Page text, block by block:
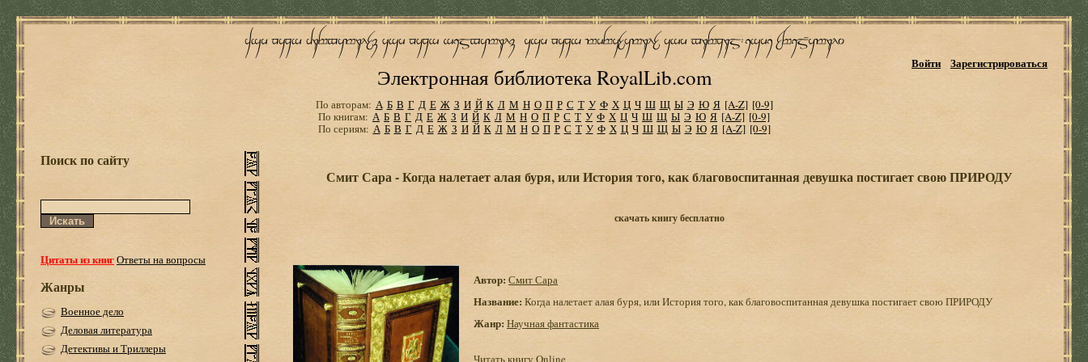
Электронная библиотека RoyalLib.com
Войти Зарегистрироваться
По авторам: А Б В Г Д Е Ж З И Й К Л М Н О П Р С Т У Ф Х Ц Ч Ш Щ Ы Э Ю Я [A-Z] [0-9]
По книгам: А Б В Г Д Е Ж З И Й К Л М Н О П Р С Т У Ф Х Ц Ч Ш Щ Ы Э Ю Я [A-Z] [0-9]
По сериям: А Б В Г Д Е Ж З И Й К Л М Н О П Р С Т У Ф Х Ц Ч Ш Щ Ы Э Ю Я [A-Z] [0-9]
Поиск по сайту
Цитаты из книгОтветы на вопросы
Жанры
Военное дело
Деловая литература
Детективы и Триллеры
Смит Сара - Когда налетает алая буря, или История того, как благовоспитанная девушка постигает свою ПРИРОДУ
скачать книгу бесплатно
Автор: Смит Сара
Название: Когда налетает алая буря, или История того, как благовоспитанная девушка постигает свою ПРИРОДУ
Жанр: Научная фантастика
Читать книгу Online